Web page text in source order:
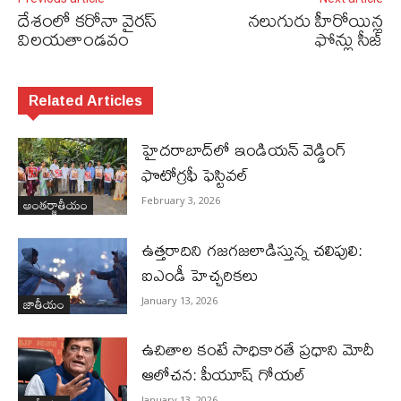
దేశంలో కరోనా వైరస్‌
విలయతాండవం
నలుగురు హీరోయిన్ల
ఫోన్లు సీజ్
Related Articles
అంతర్జాతీయం
హైదరాబాద్‌లో ఇండియన్ వెడ్డింగ్
ఫొటోగ్రఫీ ఫెస్టివల్
February 3, 2026
జాతీయం
ఉత్తరాదిని గజగజలాడిస్తున్న చలిపులి:
ఐఎండీ హెచ్చరికలు
January 13, 2026
ఉచితాల కంటే సాధికారతే ప్రధాని మోదీ
ఆలోచన: పీయూష్ గోయల్